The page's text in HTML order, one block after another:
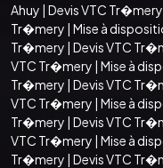
Ahuy | Devis VTC Tr�mery
Tr�mery | Mise à
Tr�mery | Devis VTC
VTC Tr�mery | Mise à
Tr�mery | Devis VTC
VTC Tr�mery | Mise à
Tr�mery | Devis VTC
VTC Tr�mery | Mise à
Tr�mery | Devis VTC